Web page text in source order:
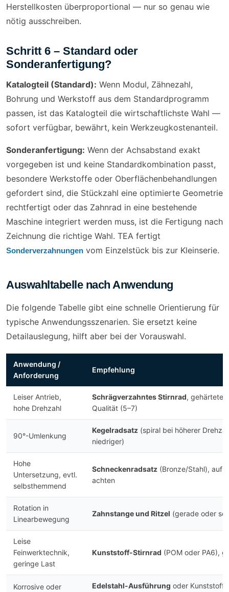
Herstellkosten überproportional — nur so genau wie
nötig ausschreiben.
Schritt 6 – Standard oder
Sonderanfertigung?
Katalogteil (Standard): Wenn Modul, Zähnezahl,
Bohrung und Werkstoff aus dem Standardprogramm
passen, ist das Katalogteil die wirtschaftlichste Wahl —
sofort verfügbar, bewährt, kein Werkzeugkostenanteil.
Sonderanfertigung: Wenn der Achsabstand exakt
vorgegeben ist und keine Standardkombination passt,
besondere Werkstoffe oder Oberflächenbehandlungen
gefordert sind, die Stückzahl eine optimierte Geometrie
rechtfertigt oder das Zahnrad in eine bestehende
Maschine integriert werden muss, ist die Fertigung nach
Zeichnung die richtige Wahl. TEA fertigt
Sonderverzahnungen vom Einzelstück bis zur Kleinserie.
Auswahltabelle nach Anwendung
Die folgende Tabelle gibt eine schnelle Orientierung für
typische Anwendungsszenarien. Sie ersetzt keine
Detailauslegung, hilft aber bei der Vorauswahl.
Anwendung /
Anforderung
Empfehlung
Leiser Antrieb,
hohe Drehzahl
Schrägverzahntes Stirnrad, gehärteter
Qualität (5–7)
90°-Umlenkung
Kegelradsatz (spiral bei höherer
niedriger)
Hohe
Untersetzung, evtl.
selbsthemmend
Schneckenradsatz (Bronze/Stahl), auf
achten
Rotation in
Linearbewegung
Zahnstange und Ritzel (gerade oder
Leise
Feinwerktechnik,
geringe Last
Kunststoff-Stirnrad (POM oder PA6),
Korrosive oder
Edelstahl-Ausführung oder